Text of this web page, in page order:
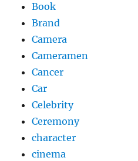
Book
Brand
Camera
Cameramen
Cancer
Car
Celebrity
Ceremony
character
cinema